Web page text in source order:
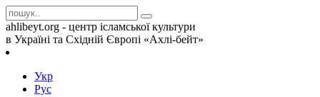
ahlibeyt.org - центр ісламської культури
в Україні та Східній Європі «Ахлі-бейт»
Укр
Рус